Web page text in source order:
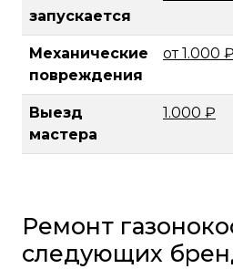
запускается
Механические
повреждения
от 1.000 ₽
Выезд
мастера
1.000 ₽
Ремонт
следующих